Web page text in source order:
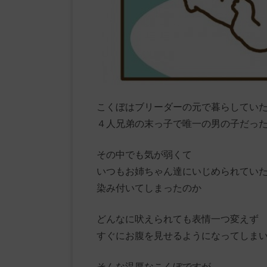
こくぼはブリーダーの元で暮らしてい
４人兄弟の末っ子で唯一の男の子だっ
その中でも気が弱くて
いつもお姉ちゃん達にいじめられてい
染み付いてしまったのか
どんなに吠えられても表情一つ変えず
すぐにお腹を見せるようになってしま